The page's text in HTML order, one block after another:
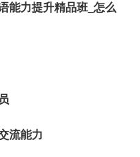
能力提升精品班_怎么
流能力